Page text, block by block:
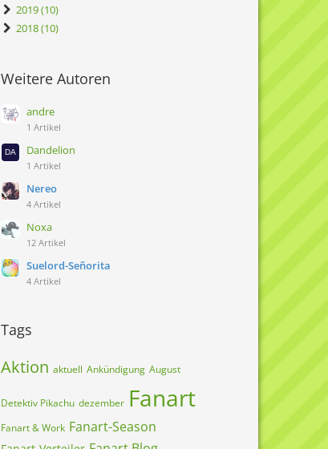
2019 (10)
2018 (10)
Weitere Autoren
andre
1 Artikel
Dandelion
1 Artikel
Nereo
4 Artikel
Noxa
12 Artikel
Suelord-Señorita
4 Artikel
Tags
Aktion aktuell Ankündigung August
Detektiv Pikachu dezember Fanart
Fanart & Work Fanart-Season